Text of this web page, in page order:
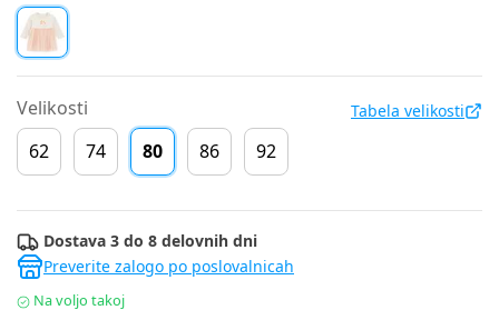
Velikosti Tabela velikosti
62 74 80 86 92
Dostava 3 do 8 delovnih dni
Preverite zalogo po poslovalnicah
Na voljo takoj